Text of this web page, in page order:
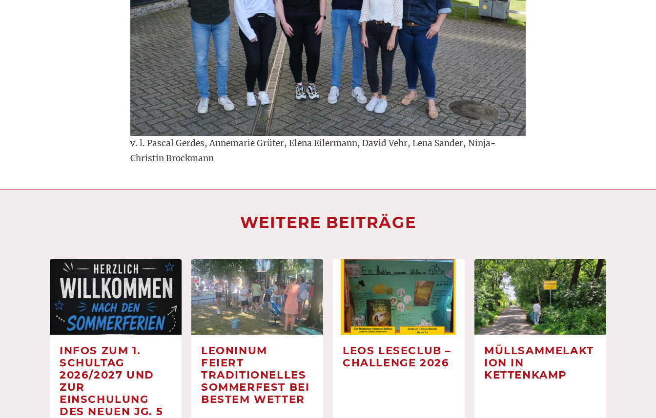
v. l. Pascal Gerdes, Annemarie Grüter, Elena Eilermann, David Vehr, Lena Sander, Ninja-
Christin Brockmann
WEITERE BEITRÄGE
INFOS ZUM 1.
SCHULTAG
2026/2027 UND
ZUR
EINSCHULUNG
DES NEUEN JG. 5
LEONINUM
FEIERT
TRADITIONELLES
SOMMERFEST BEI
BESTEM WETTER
LEOS LESECLUB –
CHALLENGE 2026
MÜLLSAMMELAKT
ION IN
KETTENKAMP